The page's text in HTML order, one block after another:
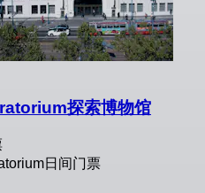
探索博物馆
日间门票